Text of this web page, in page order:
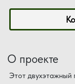
О проекте
Этот